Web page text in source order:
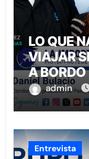
LO QUE
VIAJAR
A BORDO
admin
Entrevista